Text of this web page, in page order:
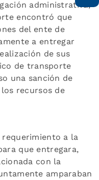
administrativa,
encontró que
del ente de
a entregar
de sus
de transporte
una sanción de
los recursos de
a la
que entregara,
con la
amparaban